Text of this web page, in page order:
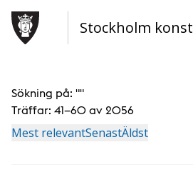
Stockholm konst
Sökning på: ""
Träffar: 41–60 av 2056
Mest relevantSenastÄldst